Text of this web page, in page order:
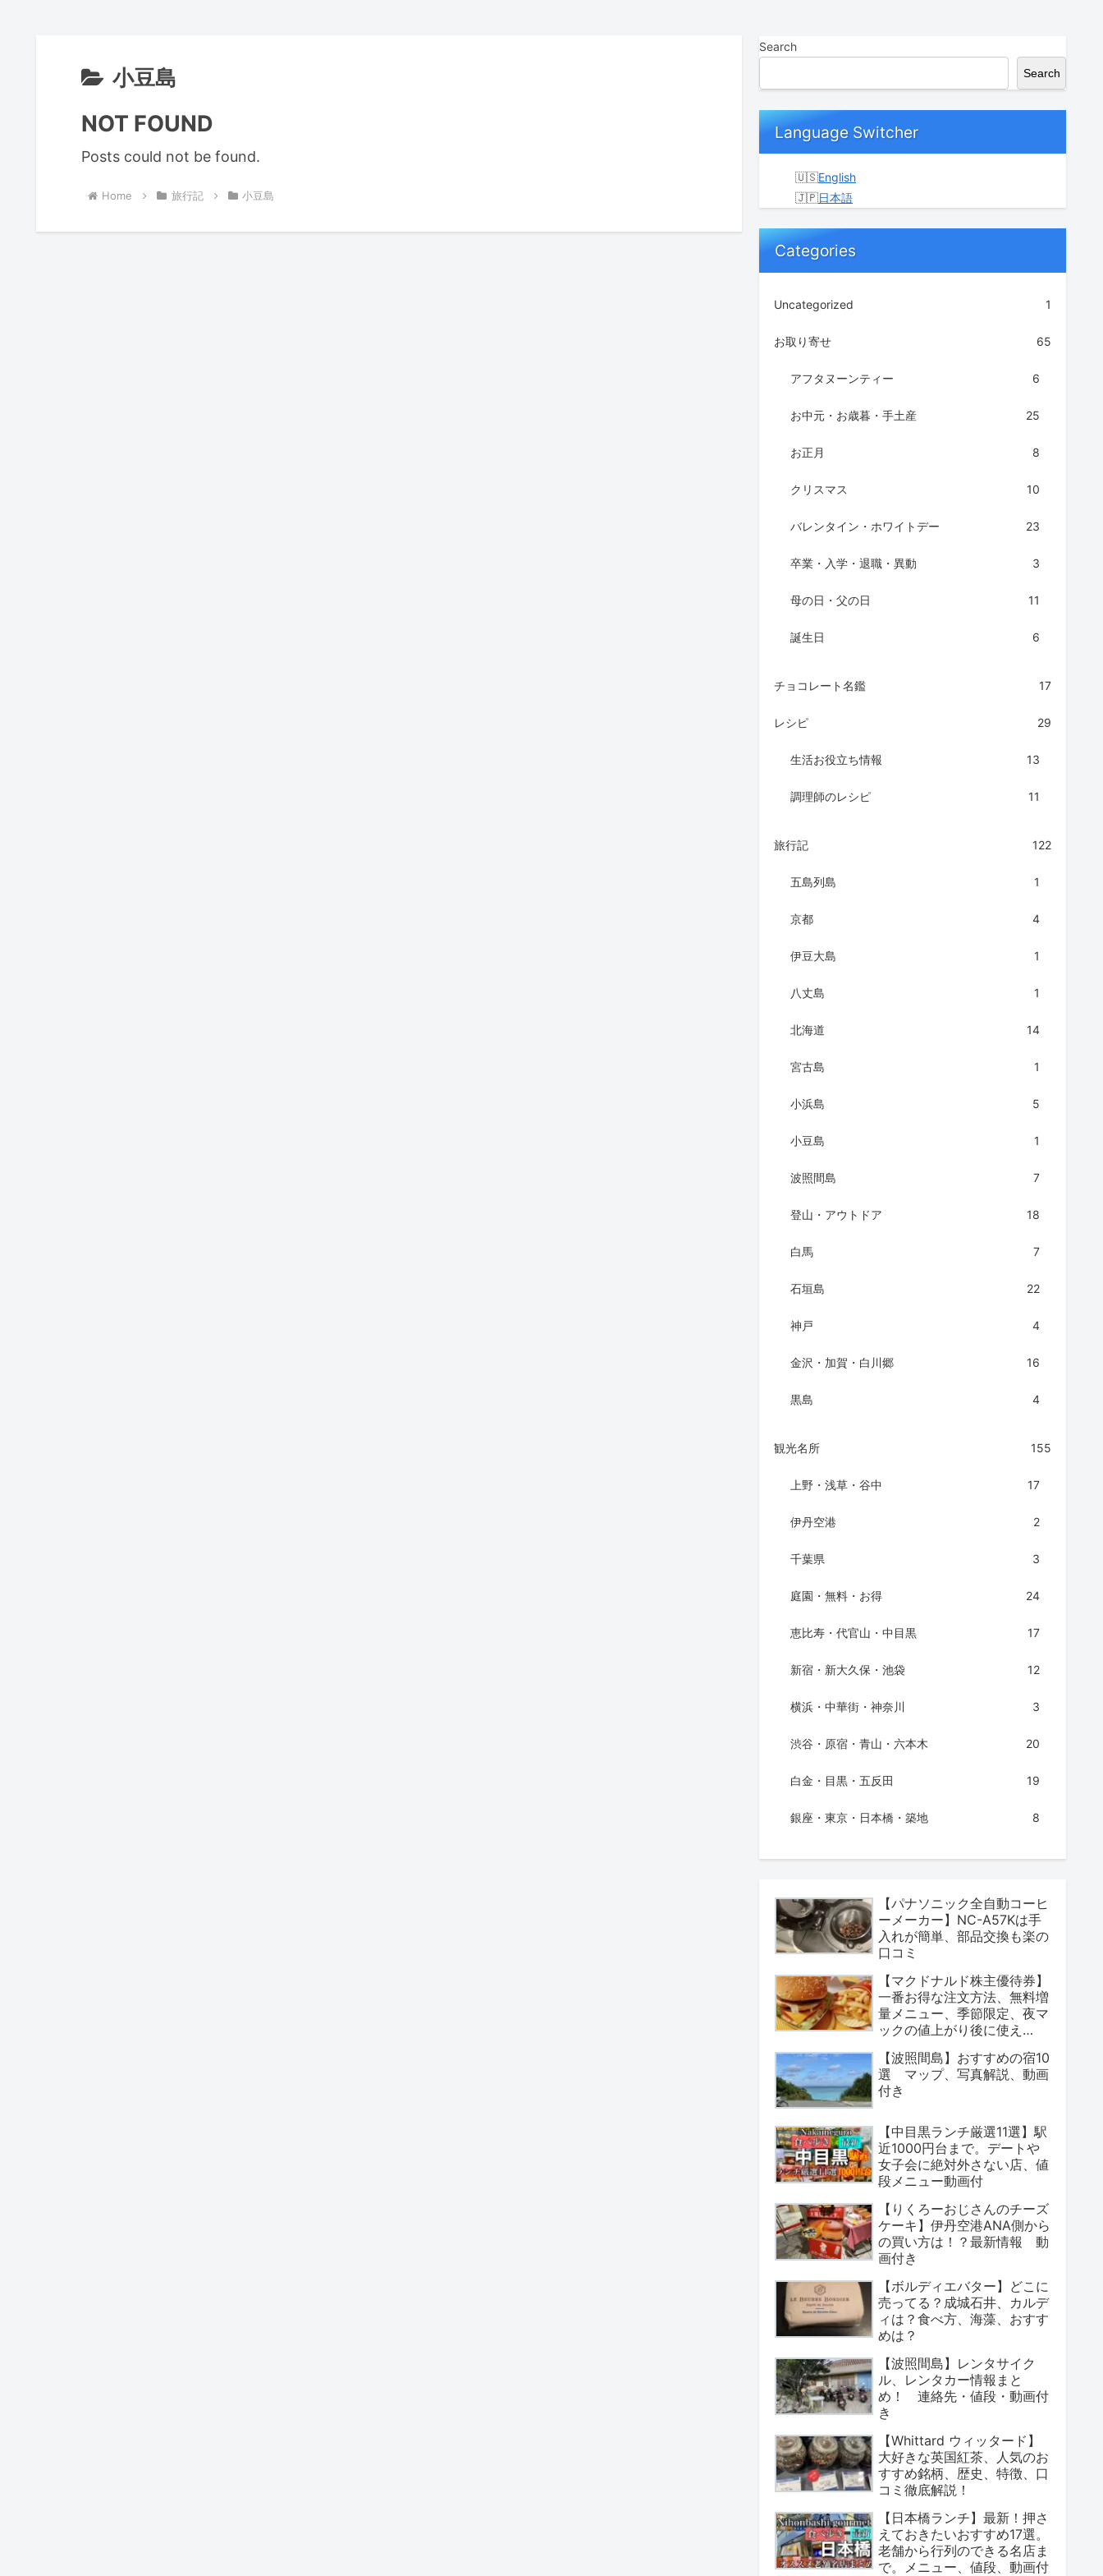
小豆島
NOT FOUND
Posts could not be found.
Home 旅行記 小豆島
Search
Search
Language Switcher
English
日本語
Categories
Uncategorized 1
お取り寄せ 65
アフタヌーンティー 6
お中元・お歳暮・手土産 25
お正月 8
クリスマス 10
バレンタイン・ホワイトデー 23
卒業・入学・退職・異動 3
母の日・父の日 11
誕生日 6
チョコレート名鑑 17
レシピ 29
生活お役立ち情報 13
調理師のレシピ 11
旅行記 122
五島列島 1
京都 4
伊豆大島 1
八丈島 1
北海道 14
宮古島 1
小浜島 5
小豆島 1
波照間島 7
登山・アウトドア 18
白馬 7
石垣島 22
神戸 4
金沢・加賀・白川郷 16
黒島 4
観光名所 155
上野・浅草・谷中 17
伊丹空港 2
千葉県 3
庭園・無料・お得 24
恵比寿・代官山・中目黒 17
新宿・新大久保・池袋 12
横浜・中華街・神奈川 3
渋谷・原宿・青山・六本木 20
白金・目黒・五反田 19
銀座・東京・日本橋・築地 8
【パナソニック全自動コーヒ
ーメーカー】NC-A57Kは手
入れが簡単、部品交換も楽の
口コミ
【マクドナルド株主優待券】
一番お得な注文方法、無料増
量メニュー、季節限定、夜マ
ックの値上がり後に使え
【波照間島】おすすめの宿10
選 マップ、写真解説、動画
付き
【中目黒ランチ厳選11選】駅
近1000円台まで。デートや
女子会に絶対外さない店、値
段メニュー動画付
【りくろーおじさんのチーズ
ケーキ】伊丹空港ANA側から
の買い方は！？最新情報 動
画付き
【ボルディエバター】どこに
売ってる？成城石井、カルデ
ィは？食べ方、海藻、おすす
めは？
【波照間島】レンタサイク
ル、レンタカー情報まと
め！ 連絡先・値段・動画付
き
【Whittard ウィッタード】
大好きな英国紅茶、人気のお
すすめ銘柄、歴史、特徴、口
コミ徹底解説！
【日本橋ランチ】最新！押さ
えておきたいおすすめ17選。
老舗から行列のできる名店ま
で。メニュー、値段、動画付